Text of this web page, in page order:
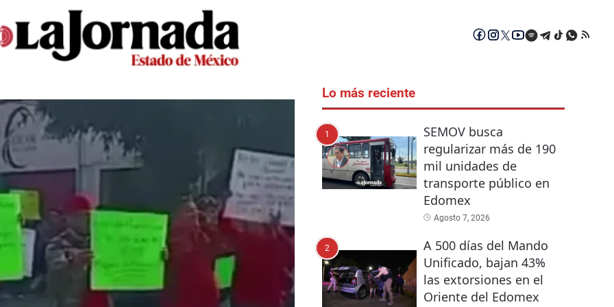
Lo más reciente
1
SEMOV busca
regularizar más de 190
mil unidades de
transporte público en
Edomex
Agosto 7, 2026
2
A 500 días del Mando
Unificado, bajan 43%
las extorsiones en el
Oriente del Edomex